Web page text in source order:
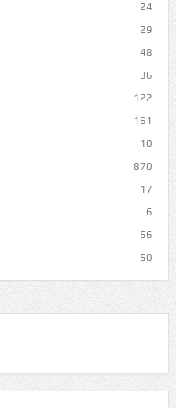
24
29
48
36
122
161
10
870
17
6
56
50